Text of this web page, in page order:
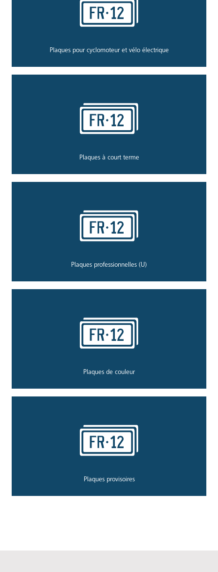
Plaques pour cyclomoteur et vélo électrique
Plaques à court terme
Plaques professionnelles (U)
Plaques de couleur
Plaques provisoires